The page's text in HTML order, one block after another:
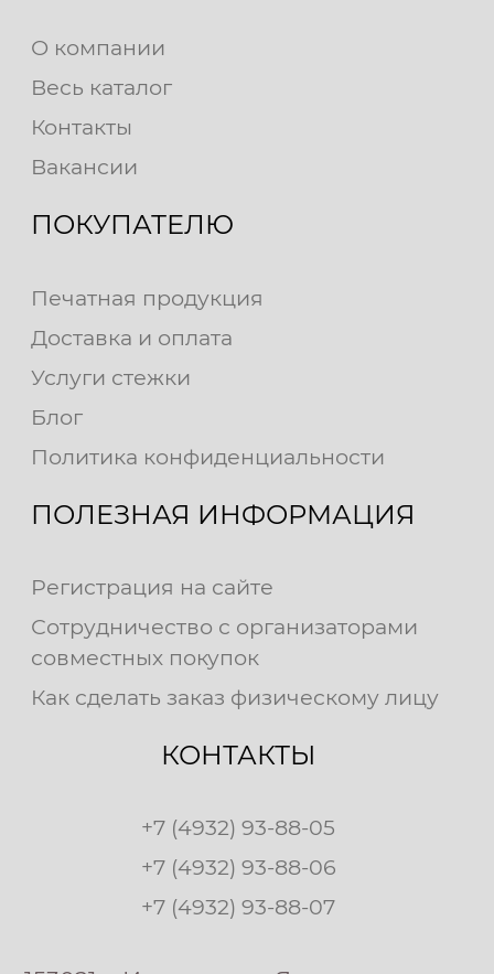
О компании
Весь каталог
Контакты
Вакансии
ПОКУПАТЕЛЮ
Печатная продукция
Доставка и оплата
Услуги стежки
Блог
Политика конфиденциальности
ПОЛЕЗНАЯ ИНФОРМАЦИЯ
Регистрация на сайте
Сотрудничество с организаторами
совместных покупок
Как сделать заказ физическому лицу
КОНТАКТЫ
+7 (4932) 93-88-05
+7 (4932) 93-88-06
+7 (4932) 93-88-07